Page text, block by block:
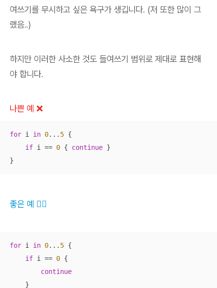
여쓰기를 무시하고 싶은 욕구가 생깁니다. (저 또한 많이 그
랬음..)
하지만 이러한 사소한 것도 들여쓰기 범위로 제대로 표현해
야 합니다.
나쁜 예 ❌
for i in 0... 5 {
if i == 0 { continue }
}
좋은 예 👍🏻
for i in 0... 5 {
if i == 0 {
continue
    }